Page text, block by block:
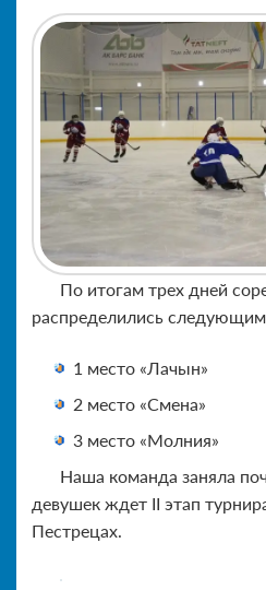
По итогам трех дней
распределились
1 место «Лачын»
2 место «Смена»
3 место «Молния»
Наша команда заняла
девушек ждет II этап
Пестрецах.